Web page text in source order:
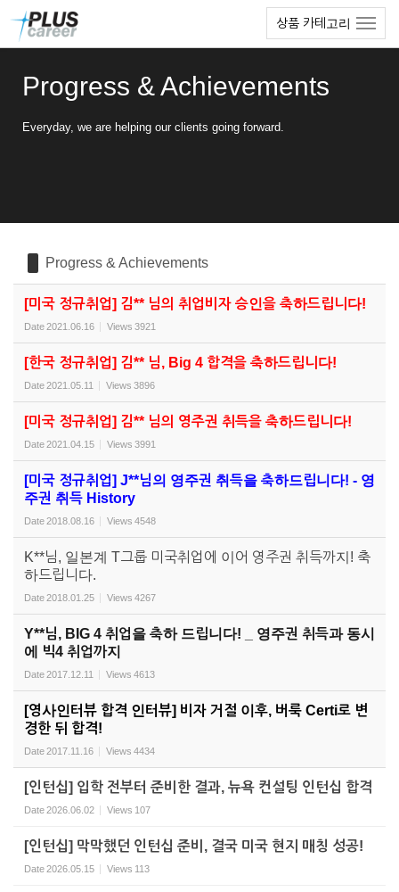
상품 카테고리
Progress & Achievements
Everyday, we are helping our clients going forward.
Progress & Achievements
[미국 정규취업] 김** 님의 취업비자 승인을 축하드립니다!
Date2021.06.16 Views 3921
[한국 정규취업] 김** 님, Big 4 합격을 축하드립니다!
Date2021.05.11 Views 3896
[미국 정규취업] 김** 님의 영주권 취득을 축하드립니다!
Date2021.04.15 Views 3991
[미국 정규취업] J**님의 영주권 취득을 축하드립니다! - 영
주권 취득 History
Date2018.08.16 Views 4548
K**님, 일본계 T그룹 미국취업에 이어 영주권 취득까지! 축
하드립니다.
Date2018.01.25 Views 4267
Y**님, BIG 4 취업을 축하 드립니다! _ 영주권 취득과 동시
에 빅4 취업까지
Date2017.12.11 Views 4613
[영사인터뷰 합격 인터뷰] 비자 거절 이후, 버룩 Certi로 변
경한 뒤 합격!
Date2017.11.16 Views 4434
[인턴십] 입학 전부터 준비한 결과, 뉴욕 컨설팅 인턴십 합격
Date2026.06.02 Views 107
[인턴십] 막막했던 인턴십 준비, 결국 미국 현지 매칭 성공!
Date2026.05.15 Views 113